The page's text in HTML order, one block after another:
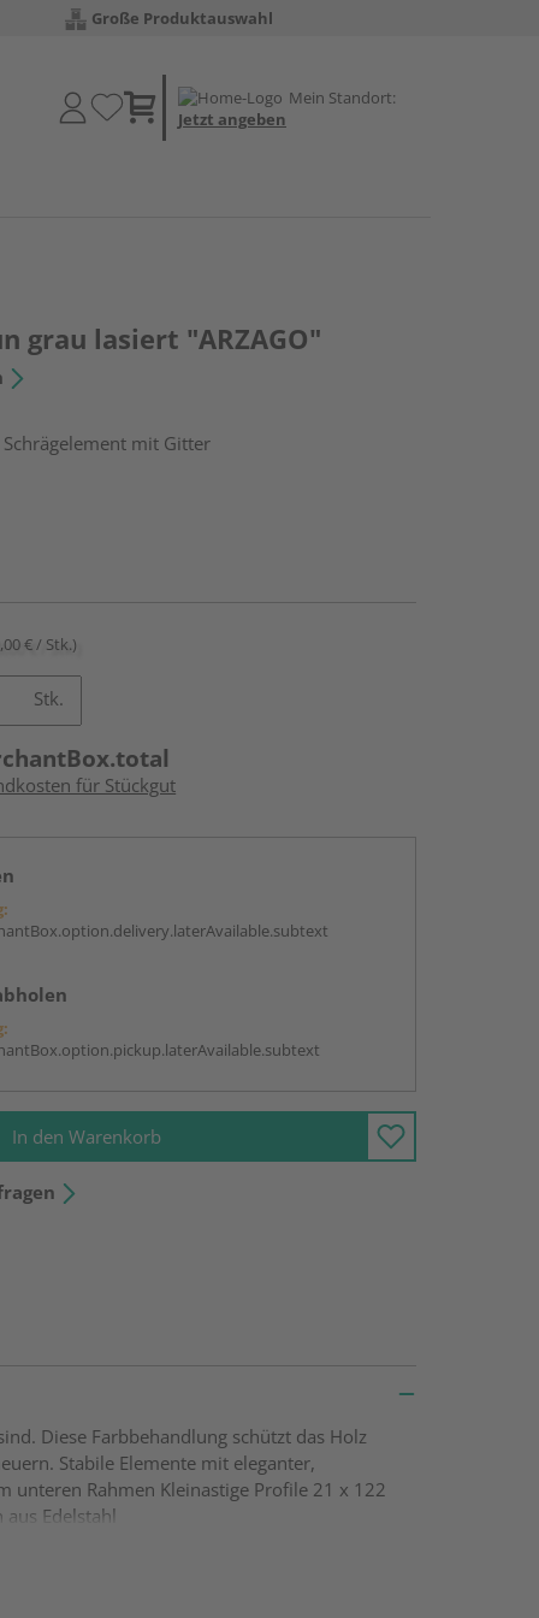
Große Produktauswahl
Mein Standort:
Jetzt angeben
grau lasiert "ARZAGO"
mit Gitter
€ / Stk.)
Stk.
für Stückgut
In den Warenkorb
Diese Farbbehandlung schützt das Holz
Stabile Elemente mit eleganter,
unteren Rahmen Kleinastige Profile 21 x 122
Edelstahl